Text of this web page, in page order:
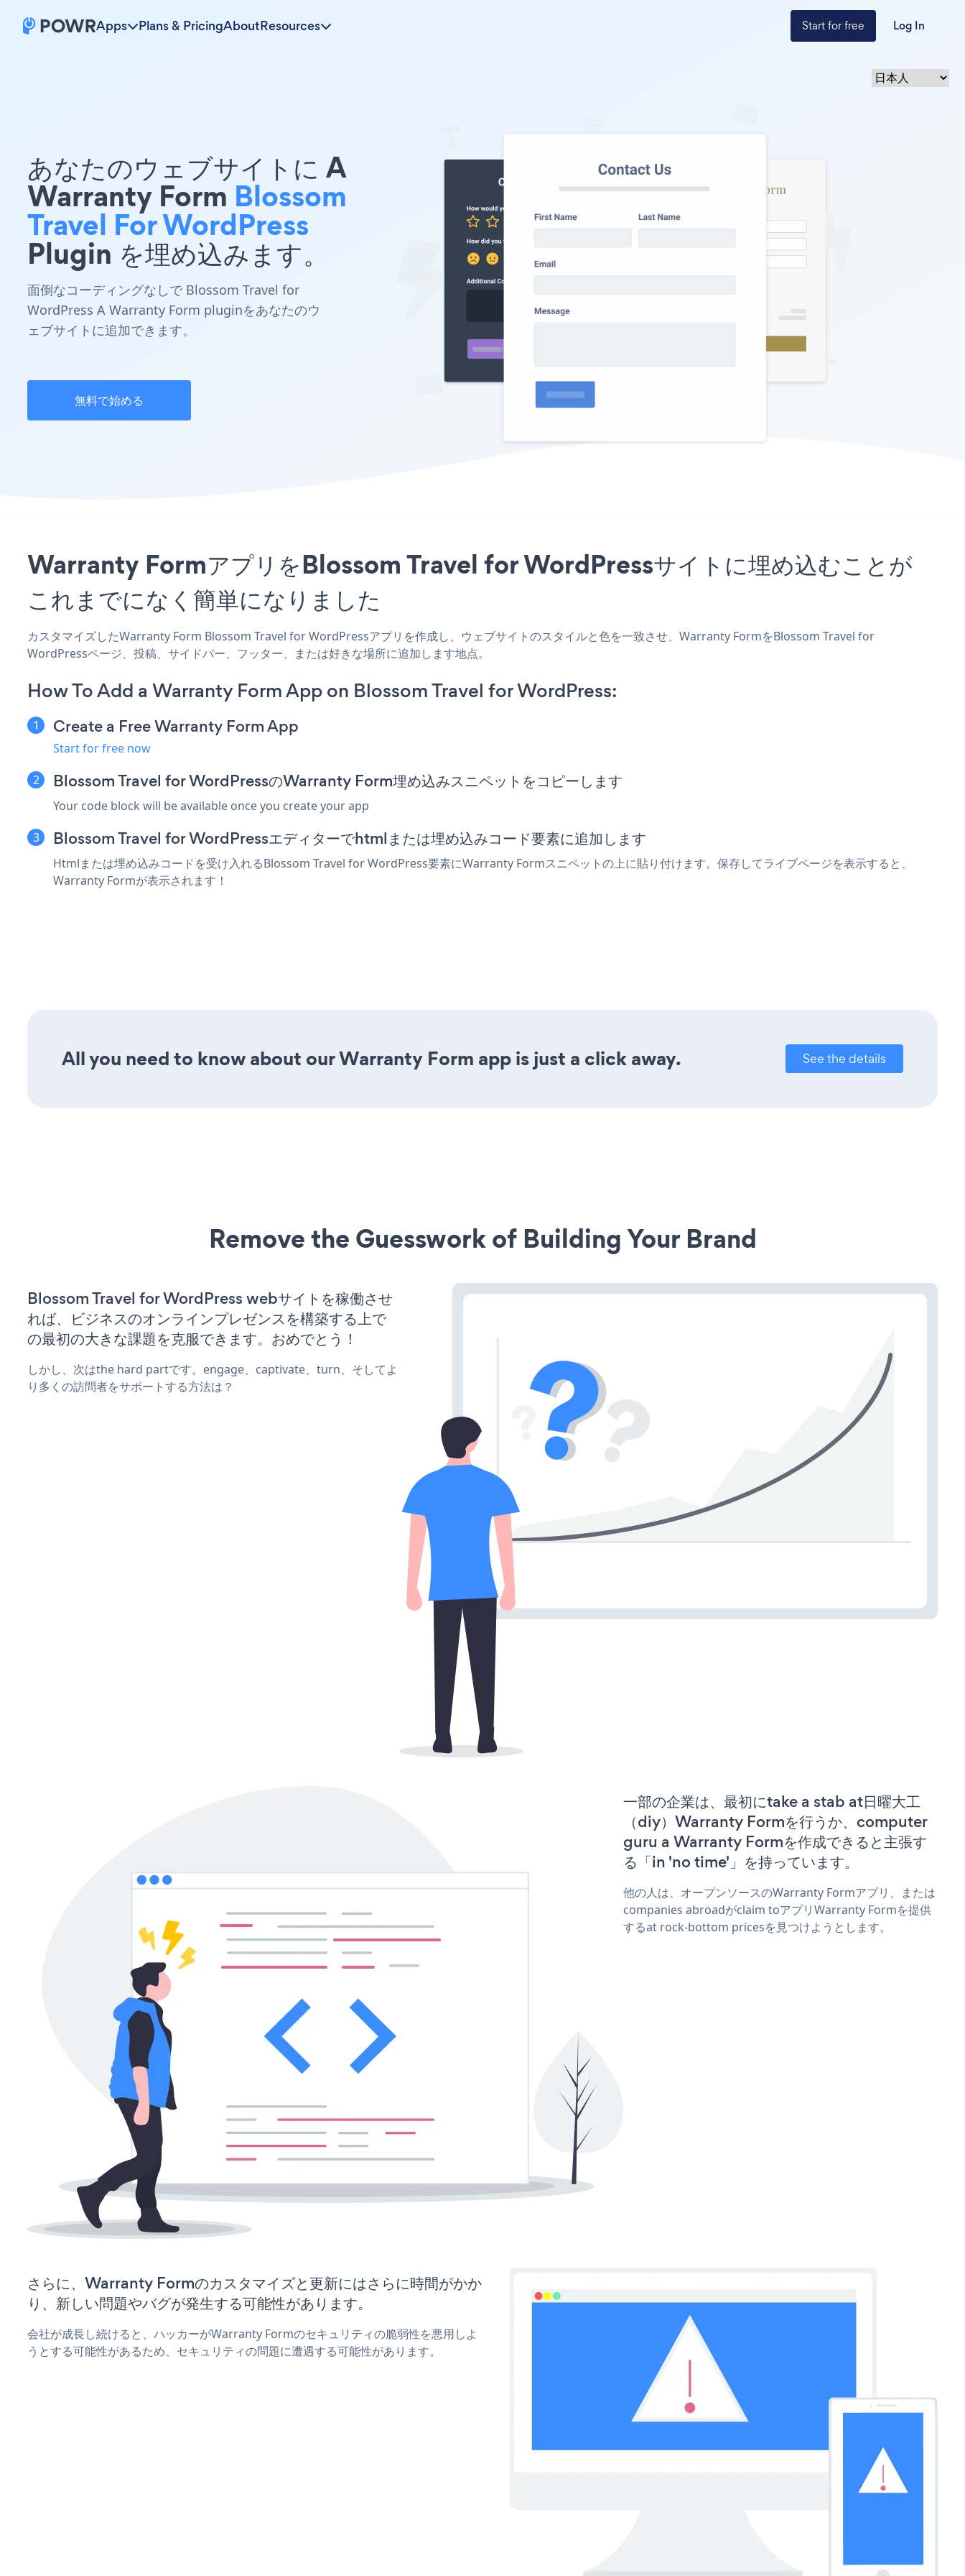
Apps Plans & PricingAboutResources Start for free Log In
あなたのウェブサイトに A
Warranty Form Blossom
Travel For WordPress
Plugin を埋め込みます。
面倒なコーディングなしで Blossom Travel for
WordPress A Warranty Form pluginをあなたのウ
ェブサイトに追加できます。
無料で始める
Warranty FormアプリをBlossom Travel for WordPressサイトに埋め込むことが
これまでになく簡単になりました
カスタマイズしたWarranty Form Blossom Travel for WordPressアプリを作成し、ウェブサイトのスタイルと色を一致させ、Warranty FormをBlossom Travel for
WordPressページ、投稿、サイドバー、フッター、または好きな場所に追加します地点。
How To Add a Warranty Form App on Blossom Travel for WordPress:
Create a Free Warranty Form App
Start for free now
Blossom Travel for WordPressのWarranty Form埋め込みスニペットをコピーします
Your code block will be available once you create your app
Blossom Travel for WordPressエディターでhtmlまたは埋め込みコード要素に追加します
Htmlまたは埋め込みコードを受け入れるBlossom Travel for WordPress要素にWarranty Formスニペットの上に貼り付けます。保存してライブページを表示すると、
Warranty Formが表示されます！
All you need to know about our Warranty Form app is just a click away. See the details
Remove the Guesswork of Building Your Brand
Blossom Travel for WordPress webサイトを稼働させ
れば、ビジネスのオンラインプレゼンスを構築する上で
の最初の大きな課題を克服できます。おめでとう！
しかし、次はthe hard partです。engage、captivate、turn、そしてよ
り多くの訪問者をサポートする方法は？
一部の企業は、最初にtake a stab at日曜大工
（diy）Warranty Formを行うか、computer
guru a Warranty Formを作成できると主張す
る「in 'no time'」を持っています。
他の人は、オープンソースのWarranty Formアプリ、または
companies abroadがclaim toアプリWarranty Formを提供
するat rock-bottom pricesを見つけようとします。
さらに、Warranty Formのカスタマイズと更新にはさらに時間がかか
り、新しい問題やバグが発生する可能性があります。
会社が成長し続けると、ハッカーがWarranty Formのセキュリティの脆弱性を悪用しよ
うとする可能性があるため、セキュリティの問題に遭遇する可能性があります。